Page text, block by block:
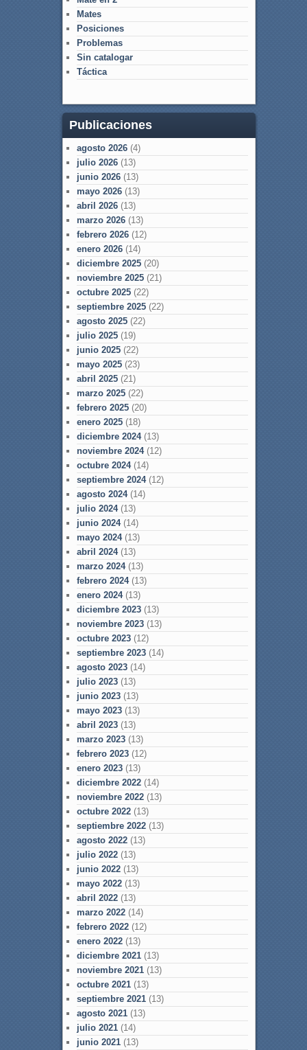
Mates
Posiciones
Problemas
Sin catalogar
Táctica
Publicaciones
agosto 2026(4)
julio 2026(13)
junio 2026(13)
mayo 2026(13)
abril 2026(13)
marzo 2026(13)
febrero 2026(12)
enero 2026(14)
diciembre 2025(20)
noviembre 2025(21)
octubre 2025(22)
septiembre 2025(22)
agosto 2025(22)
julio 2025(19)
junio 2025(22)
mayo 2025(23)
abril 2025(21)
marzo 2025(22)
febrero 2025(20)
enero 2025(18)
diciembre 2024(13)
noviembre 2024(12)
octubre 2024(14)
septiembre 2024(12)
agosto 2024(14)
julio 2024(13)
junio 2024(14)
mayo 2024(13)
abril 2024(13)
marzo 2024(13)
febrero 2024(13)
enero 2024(13)
diciembre 2023(13)
noviembre 2023(13)
octubre 2023(12)
septiembre 2023(14)
agosto 2023(14)
julio 2023(13)
junio 2023(13)
mayo 2023(13)
abril 2023(13)
marzo 2023(13)
febrero 2023(12)
enero 2023(13)
diciembre 2022(14)
noviembre 2022(13)
octubre 2022(13)
septiembre 2022(13)
agosto 2022(13)
julio 2022(13)
junio 2022(13)
mayo 2022(13)
abril 2022(13)
marzo 2022(14)
febrero 2022(12)
enero 2022(13)
diciembre 2021(13)
noviembre 2021(13)
octubre 2021(13)
septiembre 2021(13)
agosto 2021(13)
julio 2021(14)
junio 2021(13)